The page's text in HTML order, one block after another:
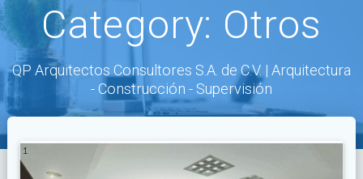
Category: Otros
QP Arquitectos Consultores S.A. de C.V. | Arquitectura
- Construcción - Supervisión